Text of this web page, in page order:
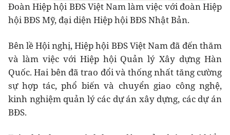
Đoàn Hiệp hội BĐS Việt Nam làm việc với đoàn Hiệp
hội BĐS Mỹ, đại diện Hiệp hội BĐS Nhật Bản.
Bên lề Hội nghị, Hiệp hội BĐS Việt Nam đã đến thăm
và làm việc với Hiệp hội Quản lý Xây dựng Hàn
Quốc. Hai bên đã trao đổi và thống nhất tăng cường
sự hợp tác, phổ biến và chuyển giao công nghệ,
kinh nghiệm quản lý các dự án xây dựng, các dự án
BĐS.